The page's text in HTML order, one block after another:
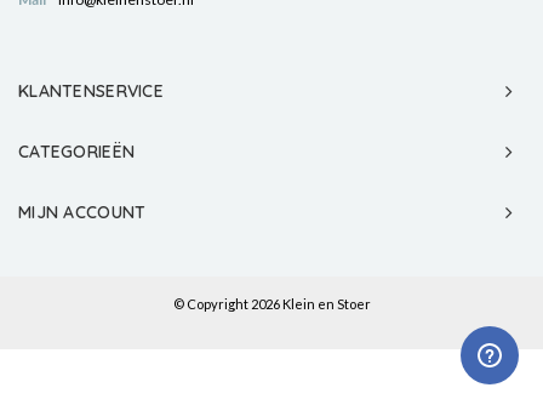
KLANTENSERVICE
CATEGORIEËN
MIJN ACCOUNT
© Copyright 2026 Klein en Stoer